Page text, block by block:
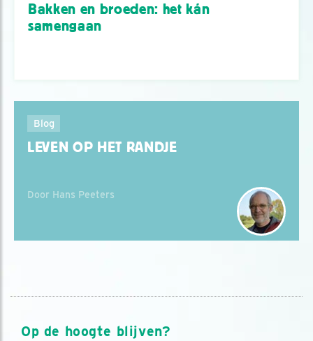
Bakken en broeden: het kán
samengaan
Blog
LEVEN OP HET RANDJE
Door Hans Peeters
Op de hoogte blijven?